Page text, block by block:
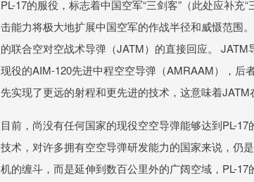
PL-17的服役，标志着中国空军“三剑客”（此处应补
击能力将极大地扩展中国空军的作战半径和威慑范围
的联合空对空战术导弹（JATM）的直接回应。
现役的AIM-120先进中程空空导弹（AMRAAM），后
先实现了更远的射程和更先进的技术，这意味着JATM
目前，尚没有任何国家的现役空空导弹能够达到PL-
技术，对许多拥有空空导弹研发能力的国家来说，仍
机的缠斗，而是延伸到数百公里外的广阔空域，PL-